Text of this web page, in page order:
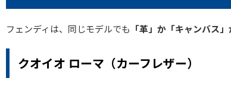
フェンディは、同じモデルでも 「革」か「キャンバス
クオイオ ローマ（カーフレザー）